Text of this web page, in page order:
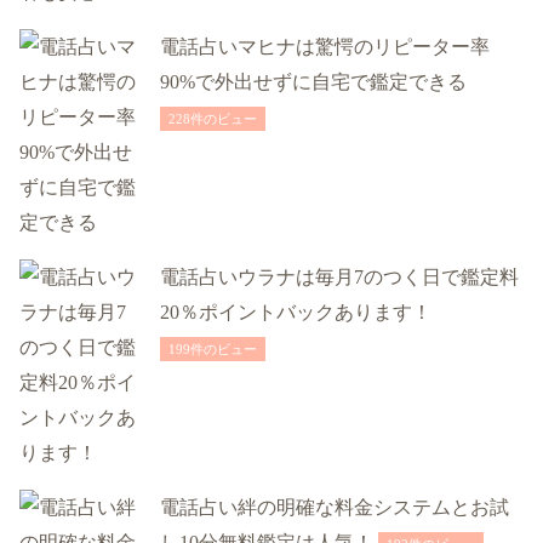
電話占いマヒナは驚愕のリピーター率
90%で外出せずに自宅で鑑定できる
228件のビュー
電話占いウラナは毎月7のつく日で鑑定料
20％ポイントバックあります！
199件のビュー
電話占い絆の明確な料金システムとお試